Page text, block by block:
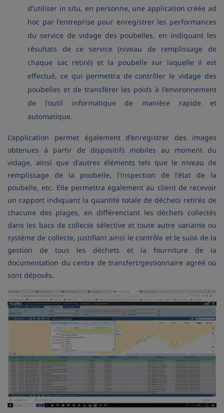
d'utiliser in situ, en personne, une application créée ad
hoc par l'entreprise pour enregistrer les performances
du service de vidage des poubelles, en indiquant les
résultats de ce service (niveau de remplissage de
chaque sac retiré) et la poubelle sur laquelle il est
effectué, ce qui permettra de contrôler le vidage des
poubelles et de transférer les poids à l'environnement
de l'outil informatique de manière rapide et
automatique.
L'application permet également d'enregistrer des images
obtenues à partir de dispositifs mobiles au moment du
vidage, ainsi que d'autres éléments tels que le niveau de
remplissage de la poubelle, l'inspection de l'état de la
poubelle, etc. Elle permettra également au client de recevoir
un rapport indiquant la quantité totale de déchets retirés de
chacune des plages, en différenciant les déchets collectés
dans les bacs de collecte sélective et toute autre variante ou
système de collecte, justifiant ainsi le contrôle et le suivi de la
gestion de tous les déchets et la fourniture de la
documentation du centre de transfert/gestionnaire agréé où
sont déposés.